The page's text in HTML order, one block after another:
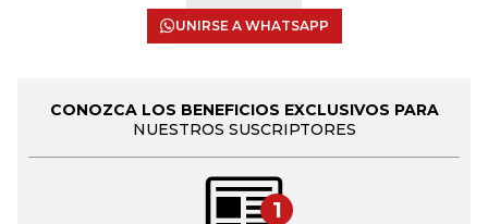
UNIRSE A WHATSAPP
CONOZCA LOS BENEFICIOS EXCLUSIVOS PARA
NUESTROS SUSCRIPTORES
1